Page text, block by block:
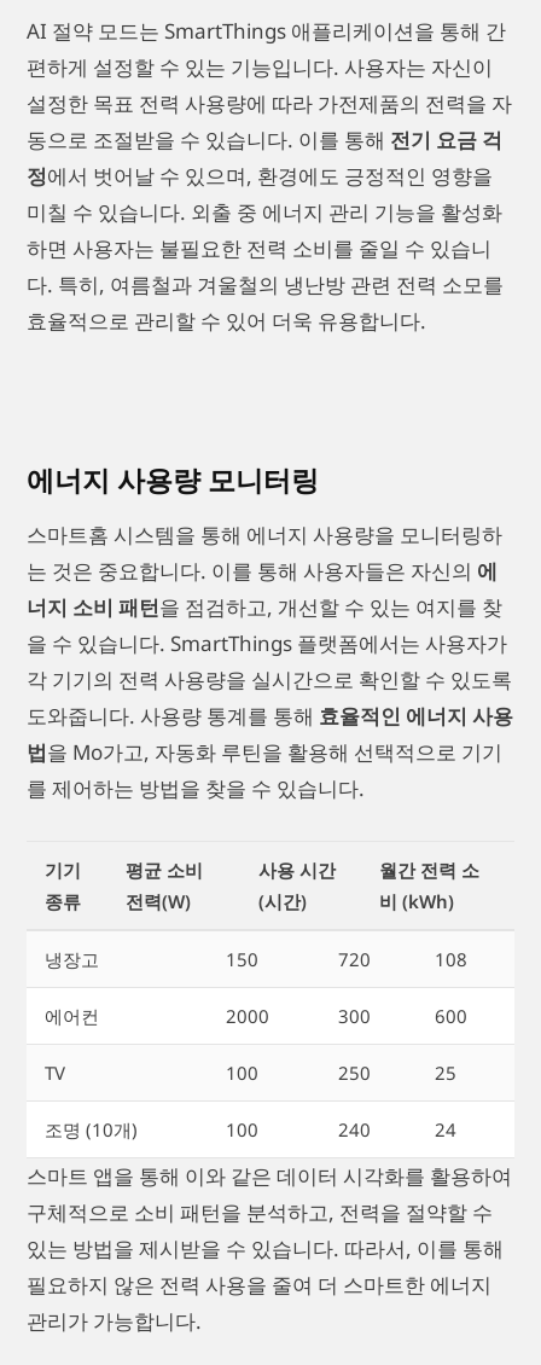
AI 절약 모드는 SmartThings 애플리케이션을 통해 간
편하게 설정할 수 있는 기능입니다. 사용자는 자신이
설정한 목표 전력 사용량에 따라 가전제품의 전력을 자
동으로 조절받을 수 있습니다. 이를 통해 전기 요금 걱
정에서 벗어날 수 있으며, 환경에도 긍정적인 영향을
미칠 수 있습니다. 외출 중 에너지 관리 기능을 활성화
하면 사용자는 불필요한 전력 소비를 줄일 수 있습니
다. 특히, 여름철과 겨울철의 냉난방 관련 전력 소모를
효율적으로 관리할 수 있어 더욱 유용합니다.
에너지 사용량 모니터링
스마트홈 시스템을 통해 에너지 사용량을 모니터링하
는 것은 중요합니다. 이를 통해 사용자들은 자신의 에
너지 소비 패턴을 점검하고, 개선할 수 있는 여지를 찾
을 수 있습니다. SmartThings 플랫폼에서는 사용자가
각 기기의 전력 사용량을 실시간으로 확인할 수 있도록
도와줍니다. 사용량 통계를 통해 효율적인 에너지 사용
법을 Mo가고, 자동화 루틴을 활용해 선택적으로 기기
를 제어하는 방법을 찾을 수 있습니다.
기기
종류
평균 소비
전력(W)
사용 시간
(시간)
월간 전력 소
비 (kWh)
냉장고 150 720 108
에어컨 2000 300 600
TV 100 250 25
조명 (10개) 100 240 24
스마트 앱을 통해 이와 같은 데이터 시각화를 활용하여
구체적으로 소비 패턴을 분석하고, 전력을 절약할 수
있는 방법을 제시받을 수 있습니다. 따라서, 이를 통해
필요하지 않은 전력 사용을 줄여 더 스마트한 에너지
관리가 가능합니다.